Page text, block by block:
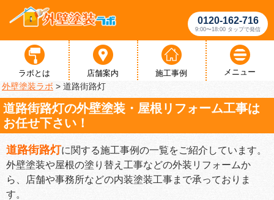
0120-162-716
9:00〜18:00 タップで発信
ラボとは 店舗案内 施工事例 メニュー
外壁塗装ラボ > 道路街路灯
道路街路灯の外壁塗装・屋根リフォーム工事は
お任せ下さい！
道路街路灯に関する施工事例の一覧をご紹介しています。
外壁塗装や屋根の塗り替え工事などの外装リフォームか
ら、店舗や事務所などの内装塗装工事まで承っておりま
す。